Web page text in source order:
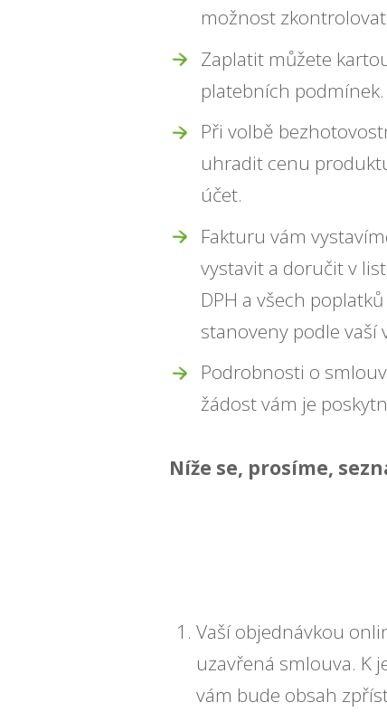
možnost
Zaplatit můžete
platebních
Při volbě
uhradit cenu
účet.
Fakturu vám
vystavit a doručit v
DPH a všech
stanoveny podle vaší
Podrobnosti o
žádost vám je
Níže se, prosíme,
Vaší objednávkou
uzavřená smlouva. K
vám bude obsah